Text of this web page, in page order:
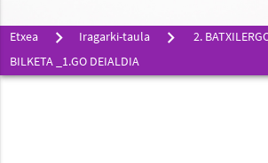
Etxea Iragarki-taula
2.
BILKETA _1.GO DEIALDIA